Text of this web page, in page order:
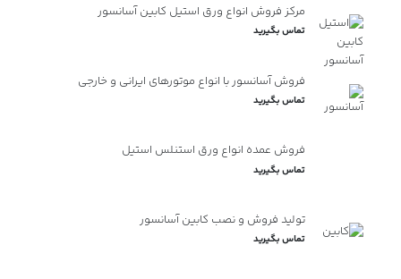
مرکز فروش انواع ورق استیل کابین آسانسور
تماس بگیرید
فروش آسانسور با انواع موتورهای ایرانی و خارجی
تماس بگیرید
فروش عمده انواع ورق استنلس استیل
تماس بگیرید
تولید فروش و نصب کابین آسانسور
تماس بگیرید